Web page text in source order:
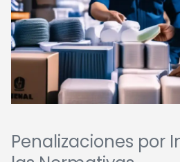
Penalizaciones por